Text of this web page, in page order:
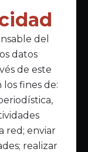
del
datos
de este
fines de:
red; enviar
realizar